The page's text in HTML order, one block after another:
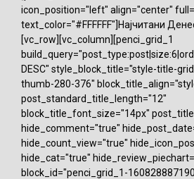
icon_position="left" align="center"
text_color="#FFFFFF"]Најчитани
[vc_row][vc_column][penci_grid_1
DESC" style_block_title="style-title-
thumb-280-376"
post_standard_title_length="12"
block_title_font_size="14px"
hide_comment="true"
hide_count_view="true"
hide_cat="true"
block_id="penci_grid_1-